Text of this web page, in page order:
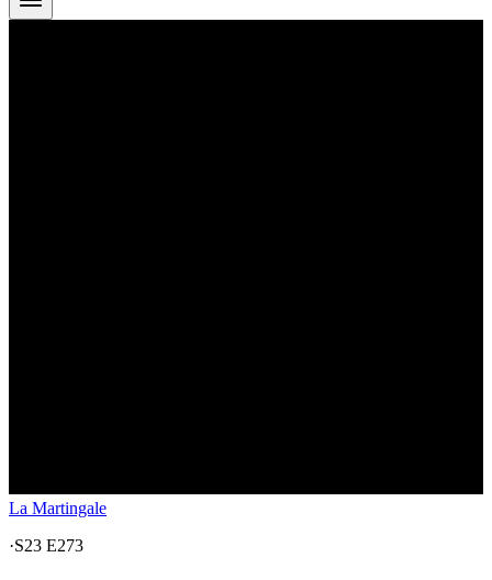
La Martingale
·S23 E273